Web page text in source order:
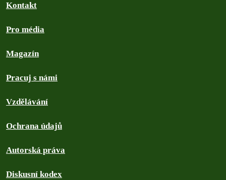
Kontakt
Pro média
Magazín
Pracuj s námi
Vzdělávání
Ochrana údajů
Autorská práva
Diskusní kodex